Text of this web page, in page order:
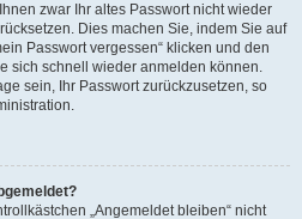
zwar Ihr altes Passwort nicht wieder
Dies machen Sie, indem Sie auf
Passwort vergessen“ klicken und den
sich schnell wieder anmelden können.
sein, Ihr Passwort zurückzusetzen, so
„Angemeldet bleiben“ nicht